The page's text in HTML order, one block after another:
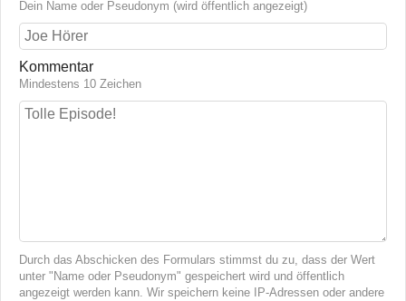
Dein Name oder Pseudonym (wird öffentlich angezeigt)
Kommentar
Mindestens 10 Zeichen
Durch das Abschicken des Formulars stimmst du zu, dass der Wert
unter "Name oder Pseudonym" gespeichert wird und öffentlich
angezeigt werden kann. Wir speichern keine IP-Adressen oder andere